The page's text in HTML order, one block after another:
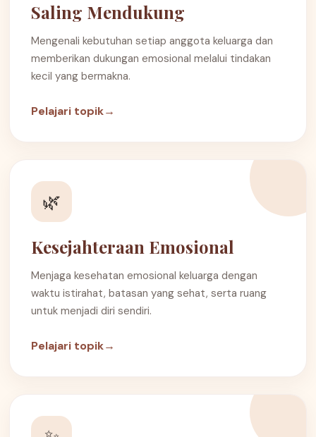
Saling Mendukung
Mengenali kebutuhan setiap anggota keluarga dan
memberikan dukungan emosional melalui tindakan
kecil yang bermakna.
Pelajari topik→
🌿
Kesejahteraan Emosional
Menjaga kesehatan emosional keluarga dengan
waktu istirahat, batasan yang sehat, serta ruang
untuk menjadi diri sendiri.
Pelajari topik→